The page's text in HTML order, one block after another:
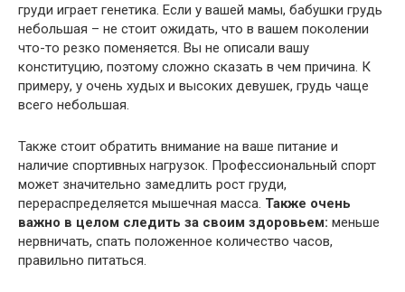
груди играет генетика. Если у вашей мамы, бабушки грудь
небольшая – не стоит ожидать, что в вашем поколении
что-то резко поменяется. Вы не описали вашу
конституцию, поэтому сложно сказать в чем причина. К
примеру, у очень худых и высоких девушек, грудь чаще
всего небольшая.
Также стоит обратить внимание на ваше питание и
наличие спортивных нагрузок. Профессиональный спорт
может значительно замедлить рост груди,
перераспределяется мышечная масса. Также очень
важно в целом следить за своим здоровьем: меньше
нервничать, спать положенное количество часов,
правильно питаться.